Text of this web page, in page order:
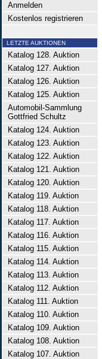
Anmelden
Kostenlos registrieren
LETZTE AUKTIONEN
Katalog 128. Auktion
Katalog 127. Auktion
Katalog 126. Auktion
Katalog 125. Auktion
Automobil-Sammlung
Gottfried Schultz
Katalog 124. Auktion
Katalog 123. Auktion
Katalog 122. Auktion
Katalog 121. Auktion
Katalog 120. Auktion
Katalog 119. Auktion
Katalog 118. Auktion
Katalog 117. Auktion
Katalog 116. Auktion
Katalog 115. Auktion
Katalog 114. Auktion
Katalog 113. Auktion
Katalog 112. Auktion
Katalog 111. Auktion
Katalog 110. Auktion
Katalog 109. Auktion
Katalog 108. Auktion
Katalog 107. Auktion